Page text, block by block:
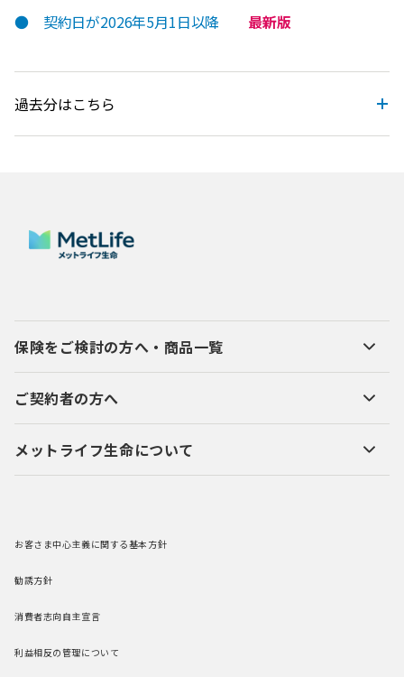
● 契約日が2026年5月1日以降 最新版
過去分はこちら
保険をご検討の方へ・商品一覧
ご契約者の方へ
メットライフ生命について
お客さま中心主義に関する基本方針
勧誘方針
消費者志向自主宣言
利益相反の管理について